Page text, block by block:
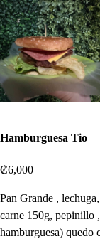
Hamburguesa Tio
₡6,000
Pan Grande ,
carne 150g, pepinillo
hamburguesa) quedo